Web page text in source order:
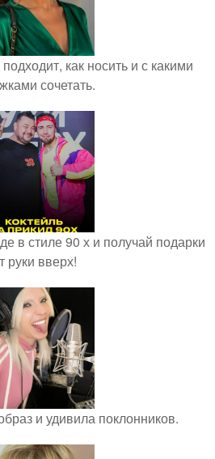
как носить и с какими
сочетать.
в стиле 90 х и получай подарки
руки вверх!
и удивила поклонников.